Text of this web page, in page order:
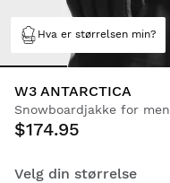
Hva er størrelsen min?
W3 ANTARCTICA
Snowboardjakke for
$174.95
Velg din størrelse